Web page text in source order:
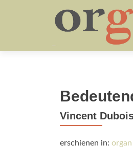
Vincent
erschienen in: